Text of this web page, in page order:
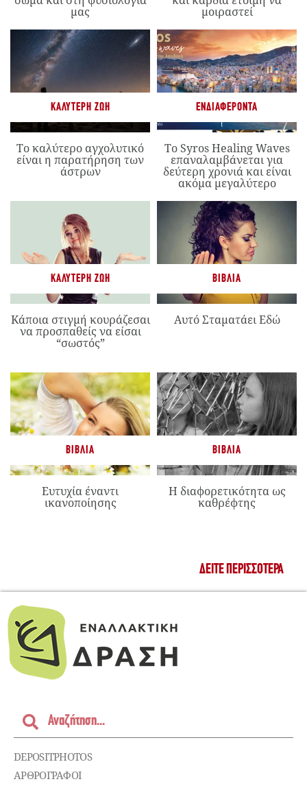
μας μοιραστεί
ΚΑΛΎΤΕΡΗ ΖΩΉ
Το καλύτερο αγχολυτικό
είναι η παρατήρηση των
άστρων
ΕΝΔΙΑΦΈΡΟΝΤΑ
Το Syros Healing Waves
επαναλαμβάνεται για
δεύτερη χρονιά και είναι
ακόμα μεγαλύτερο
ΚΑΛΎΤΕΡΗ ΖΩΉ
Κάποια στιγμή κουράζεσαι
να προσπαθείς να είσαι
“σωστός”
ΒΙΒΛΊΑ
Αυτό Σταματάει Εδώ
ΒΙΒΛΊΑ
Ευτυχία έναντι
ικανοποίησης
ΒΙΒΛΊΑ
Η διαφορετικότητα ως
καθρέφτης
ΔΕΊΤΕ ΠΕΡΙΣΣΌΤΕΡΑ
DEPOSITPHOTOS
ΑΡΘΡΟΓΡΑΦΟΙ